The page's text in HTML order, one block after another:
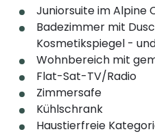
Juniorsuite im Alpine
Badezimmer mit
Kosmetikspiegel -
Wohnbereich mit
Flat-Sat-TV/Radio
Zimmersafe
Kühlschrank
Haustierfreie